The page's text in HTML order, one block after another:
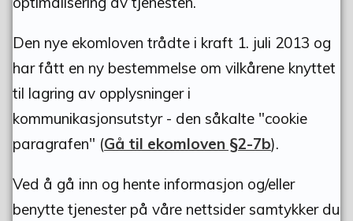
henvendelser på telefon 62 48 51 62 fra
Adresse
Torvgata1
2500 Tynset
Den nye ekomloven trådte i kraft 1. juli 2013 og
har fått en ny bestemmelse om vilkårene knyttet
til lagring av opplysninger i
kommunikasjonsutstyr - den såkalte "cookie
paragrafen" (Gå til ekomloven §2-7b).
Ved å gå inn og hente informasjon og/eller
benytte tjenester på våre nettsider samtykker du